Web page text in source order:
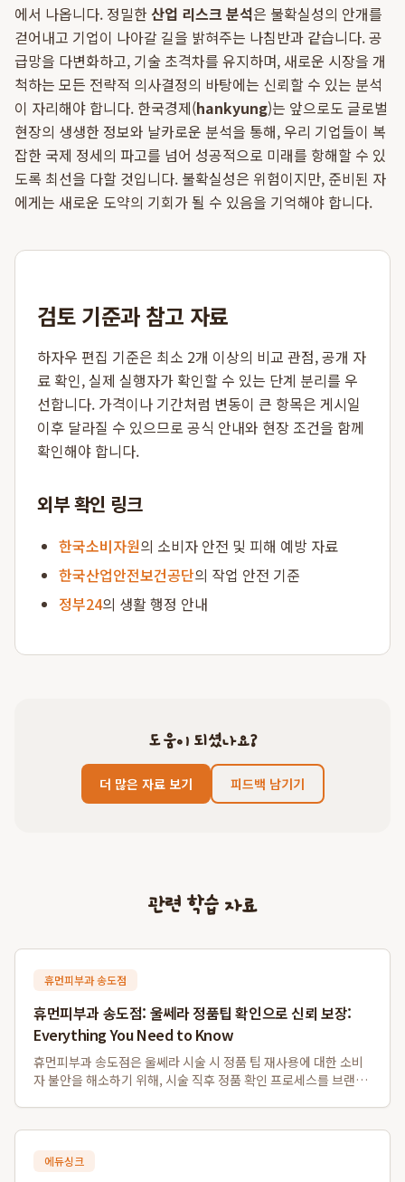
에서 나옵니다. 정밀한 산업 리스크 분석은 불확실성의 안개를
걷어내고 기업이 나아갈 길을 밝혀주는 나침반과 같습니다. 공
급망을 다변화하고, 기술 초격차를 유지하며, 새로운 시장을 개
척하는 모든 전략적 의사결정의 바탕에는 신뢰할 수 있는 분석
이 자리해야 합니다. 한국경제(hankyung)는 앞으로도 글로벌
현장의 생생한 정보와 날카로운 분석을 통해, 우리 기업들이 복
잡한 국제 정세의 파고를 넘어 성공적으로 미래를 항해할 수 있
도록 최선을 다할 것입니다. 불확실성은 위험이지만, 준비된 자
에게는 새로운 도약의 기회가 될 수 있음을 기억해야 합니다.
검토 기준과 참고 자료
하자우 편집 기준은 최소 2개 이상의 비교 관점, 공개 자
료 확인, 실제 실행자가 확인할 수 있는 단계 분리를 우
선합니다. 가격이나 기간처럼 변동이 큰 항목은 게시일
이후 달라질 수 있으므로 공식 안내와 현장 조건을 함께
확인해야 합니다.
외부 확인 링크
한국소비자원의 소비자 안전 및 피해 예방 자료
한국산업안전보건공단의 작업 안전 기준
정부24의 생활 행정 안내
도움이 되셨나요?
더 많은 자료 보기 피드백 남기기
관련 학습 자료
휴먼피부과 송도점
휴먼피부과 송도점: 울쎄라 정품팁 확인으로 신뢰 보장:
Everything You Need to Know
휴먼피부과 송도점은 울쎄라 시술 시 정품 팁 재사용에 대한 소비
자 불안을 해소하기 위해, 시술 직후 정품 확인 프로세스를 브랜드
코드를 현장에서 직접 ...
에듀싱크